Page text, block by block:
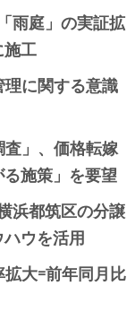
雨庭」の実証拡
工
に関する意識
」、価格転嫁
施策」を要望
浜都筑区の分譲
ウを活用
大=前年同月比